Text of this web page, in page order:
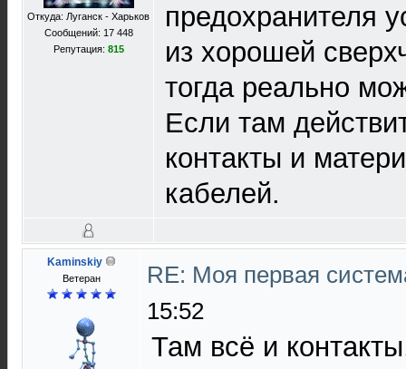
Откуда: Луганск - Харьков
Сообщений: 17 448
Репутация: 815
предохранителя
из хорошей
тогда реально
Если там
контакты и
кабелей.
Kaminskiy
Ветеран
RE: Моя первая
15:52
Там всё и